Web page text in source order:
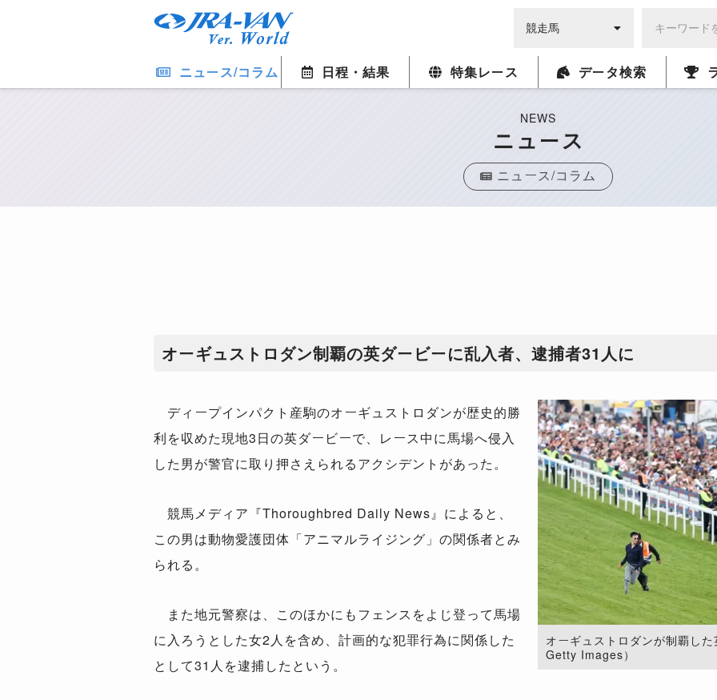
ニュース/コラム 日程・結果 特集レース データ検索
NEWS
ニュース
ニュース/コラム
オーギュストロダン制覇の英ダービーに乱入者、逮捕者31人に
オーギュストロダンが制覇し
Getty Images）
ディープインパクト産駒のオーギュストロダンが歴史的勝
利を収めた現地3日の英ダービーで、レース中に馬場へ侵入
した男が警官に取り押さえられるアクシデントがあった。
競馬メディア『Thoroughbred Daily News』によると、
この男は動物愛護団体「アニマルライジング」の関係者とみ
られる。
また地元警察は、このほかにもフェンスをよじ登って馬場
に入ろうとした女2人を含め、計画的な犯罪行為に関係した
として31人を逮捕したという。